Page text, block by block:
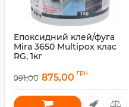
Епоксидний клей/фуга
Mira 3650 Multipox клас
RG, 1кг
991,00 875,00 грн